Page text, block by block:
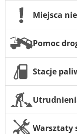
Miejsca
Pomoc
Stacje
Warsztaty